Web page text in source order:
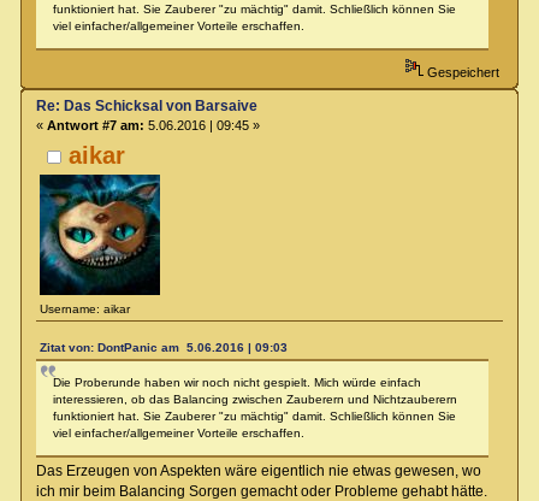
funktioniert hat. Sie Zauberer "zu mächtig" damit. Schließlich können Sie
viel einfacher/allgemeiner Vorteile erschaffen.
Gespeichert
aikar
Username: aikar
Re: Das Schicksal von Barsaive
« Antwort #7 am: 5.06.2016 | 09:45 »
Zitat von: DontPanic am 5.06.2016 | 09:03
Die Proberunde haben wir noch nicht gespielt. Mich würde einfach
interessieren, ob das Balancing zwischen Zauberern und Nichtzauberern
funktioniert hat. Sie Zauberer "zu mächtig" damit. Schließlich können Sie
viel einfacher/allgemeiner Vorteile erschaffen.
Das Erzeugen von Aspekten wäre eigentlich nie etwas gewesen, wo
ich mir beim Balancing Sorgen gemacht oder Probleme gehabt hätte.